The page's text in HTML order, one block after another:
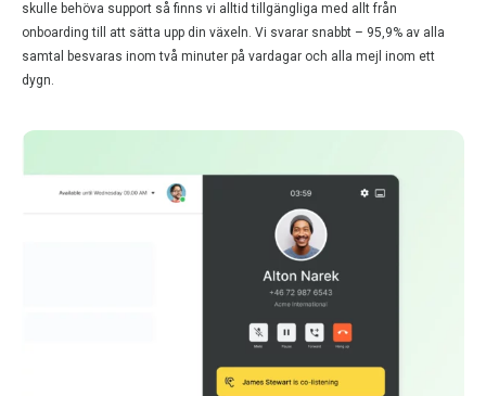
skulle behöva support så finns vi alltid tillgängliga med allt från
onboarding till att sätta upp din växeln. Vi svarar snabbt – 95,9% av alla
samtal besvaras inom två minuter på vardagar och alla mejl inom ett
dygn.